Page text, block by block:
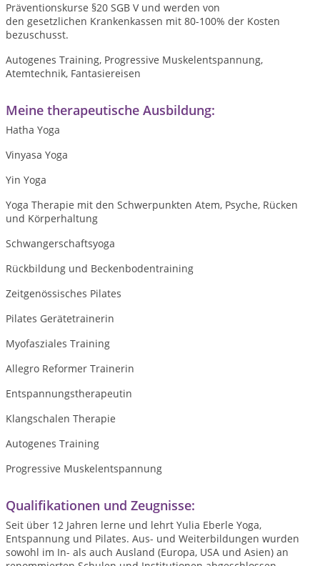
Präventionskurse §20 SGB V und werden von
den gesetzlichen Krankenkassen mit 80-100% der Kosten
bezuschusst.
Autogenes Training, Progressive Muskelentspannung,
Atemtechnik, Fantasiereisen
Meine therapeutische Ausbildung:
Hatha Yoga
Vinyasa Yoga
Yin Yoga
Yoga Therapie mit den Schwerpunkten Atem, Psyche, Rücken
und Körperhaltung
Schwangerschaftsyoga
Rückbildung und Beckenbodentraining
Zeitgenössisches Pilates
Pilates Gerätetrainerin
Myofasziales Training
Allegro Reformer Trainerin
Entspannungstherapeutin
Klangschalen Therapie
Autogenes Training
Progressive Muskelentspannung
Qualifikationen und Zeugnisse:
Seit über 12 Jahren lerne und lehrt Yulia Eberle Yoga,
Entspannung und Pilates. Aus- und Weiterbildungen wurden
sowohl im In- als auch Ausland (Europa, USA und Asien) an